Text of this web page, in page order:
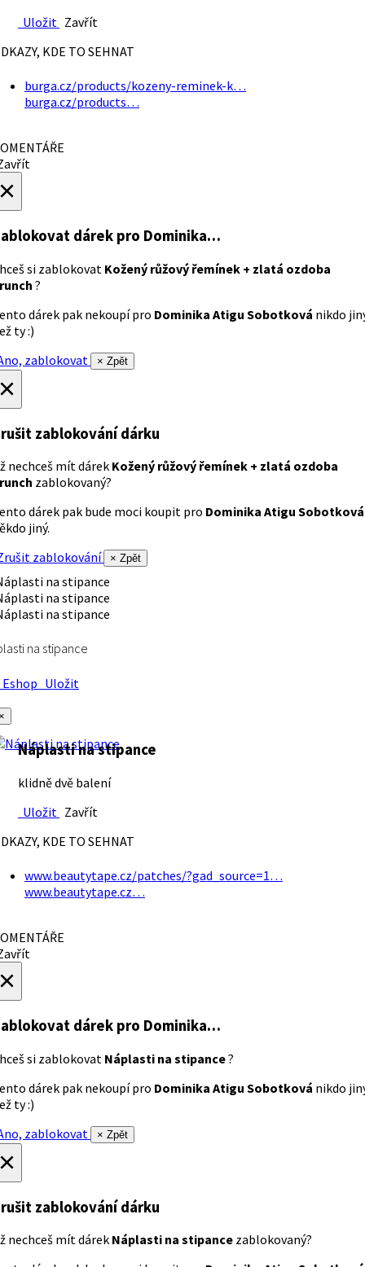
Uložit Zavřít
KDE TO SEHNAT
burga.cz/products/kozeny-reminek-k…
burga.cz/products…
dárek pro Dominika…
si zablokovat Kožený růžový řemínek + zlatá ozdoba
?
dárek pak nekoupí pro Dominika Atigu Sobotková nikdo
ty :)
zablokovat
× Zpět
zablokování dárku
nechceš mít dárek Kožený růžový řemínek + zlatá ozdoba
zablokovaný?
dárek pak bude moci koupit pro Dominika Atigu Sobotková
jiný.
zablokování
× Zpět
na stipance
Uložit
Náplasti na stipance
klidně dvě balení
Uložit Zavřít
KDE TO SEHNAT
www.beautytape.cz/patches/?gad_source=1…
www.beautytape.cz…
dárek pro Dominika…
si zablokovat Náplasti na stipance?
dárek pak nekoupí pro Dominika Atigu Sobotková nikdo
ty :)
zablokovat
× Zpět
zablokování dárku
nechceš mít dárek Náplasti na stipance zablokovaný?